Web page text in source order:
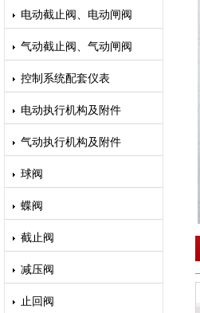
电动截止阀、电动闸阀
气动截止阀、气动闸阀
控制系统配套仪表
电动执行机构及附件
气动执行机构及附件
球阀
蝶阀
截止阀
减压阀
止回阀